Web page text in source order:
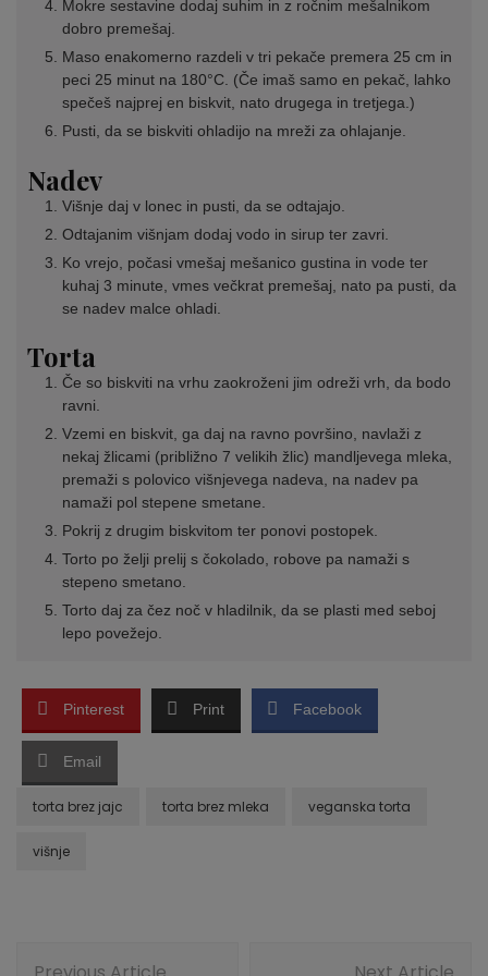
Mokre sestavine dodaj suhim in z ročnim mešalnikom
dobro premešaj.
Maso enakomerno razdeli v tri pekače premera 25 cm in
peci 25 minut na 180°C. (Če imaš samo en pekač, lahko
spečeš najprej en biskvit, nato drugega in tretjega.)
Pusti, da se biskviti ohladijo na mreži za ohlajanje.
Nadev
Višnje daj v lonec in pusti, da se odtajajo.
Odtajanim višnjam dodaj vodo in sirup ter zavri.
Ko vrejo, počasi vmešaj mešanico gustina in vode ter
kuhaj 3 minute, vmes večkrat premešaj, nato pa pusti, da
se nadev malce ohladi.
Torta
Če so biskviti na vrhu zaokroženi jim odreži vrh, da bodo
ravni.
Vzemi en biskvit, ga daj na ravno površino, navlaži z
nekaj žlicami (približno 7 velikih žlic) mandljevega mleka,
premaži s polovico višnjevega nadeva, na nadev pa
namaži pol stepene smetane.
Pokrij z drugim biskvitom ter ponovi postopek.
Torto po želji prelij s čokolado, robove pa namaži s
stepeno smetano.
Torto daj za čez noč v hladilnik, da se plasti med seboj
lepo povežejo.
Pinterest Print Facebook
Email
torta brez jajc torta brez mleka veganska torta
višnje
Post